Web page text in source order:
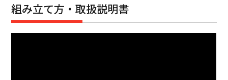
組み立て方・取扱説明書